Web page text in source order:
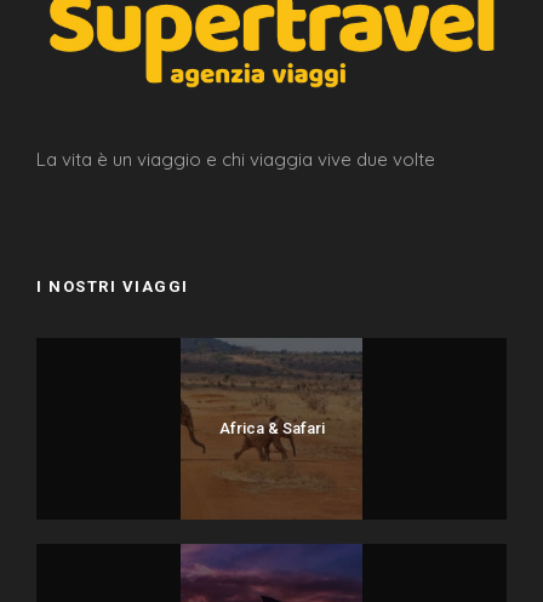
La vita è un viaggio e chi viaggia vive due volte
I NOSTRI VIAGGI
Africa & Safari